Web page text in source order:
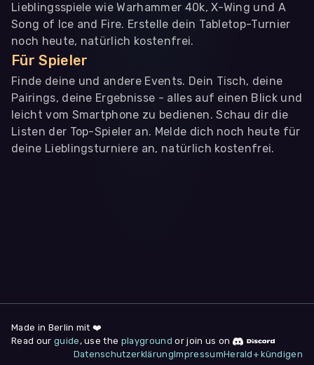
Lieblingsspiele wie Warhammer 40k, X-Wing und A
Song of Ice and Fire. Erstelle dein Tabletop-Turnier
noch heute, natürlich kostenfrei.
Für Spieler
Finde deine und andere Events. Dein Tisch, deine
Pairings, deine Ergebnisse - alles auf einen Blick und
leicht vom Smartphone zu bedienen. Schau dir die
Listen der Top-Spieler an. Melde dich noch heute für
deine Lieblingsturniere an, natürlich kostenfrei.
deine Zustimmung jederzeit unter "
am Seitenende widerrufen.
Made in Berlin mit ❤️
Read our guide , use the playground or join us on
DatenschutzerklärungImpressumHerald+ kündigen